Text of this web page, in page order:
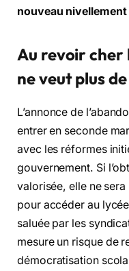
nouveau nivellement
Au revoir cher
ne veut plus
L’annonce de
entrer en seconde
avec les réformes
gouvernement. Si
valorisée, elle ne
pour accéder au
saluée par les
mesure un risque de
démocratisation